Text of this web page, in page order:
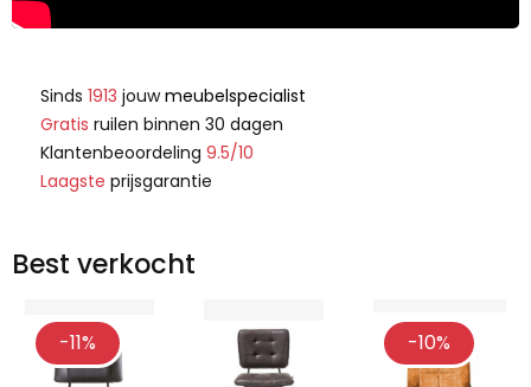
Sinds 1913 jouwmeubelspecialist
Gratis ruilen binnen 30 dagen
Klantenbeoordeling 9.5/10
Laagste prijsgarantie
Best verkocht
-11% -10%